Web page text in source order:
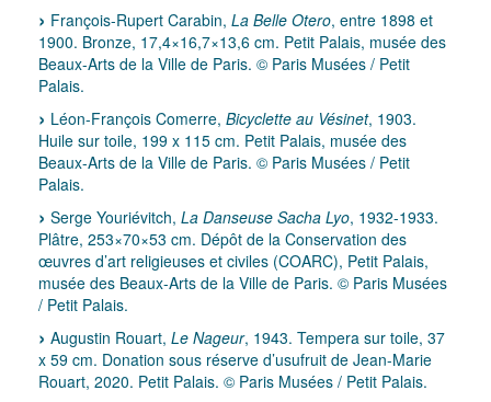
François-Rupert Carabin, La Belle Otero, entre 1898 et
1900. Bronze, 17,4×16,7×13,6 cm. Petit Palais, musée des
Beaux-Arts de la Ville de Paris. © Paris Musées / Petit
Palais.
Léon-François Comerre, Bicyclette au Vésinet, 1903.
Huile sur toile, 199 x 115 cm. Petit Palais, musée des
Beaux-Arts de la Ville de Paris. © Paris Musées / Petit
Palais.
Serge Youriévitch, La Danseuse Sacha Lyo, 1932-1933.
Plâtre, 253×70×53 cm. Dépôt de la Conservation des
œuvres d’art religieuses et civiles (COARC), Petit Palais,
musée des Beaux-Arts de la Ville de Paris. © Paris Musées
/ Petit Palais.
Augustin Rouart, Le Nageur, 1943. Tempera sur toile, 37
x 59 cm. Donation sous réserve d’usufruit de Jean-Marie
Rouart, 2020. Petit Palais. © Paris Musées / Petit Palais.